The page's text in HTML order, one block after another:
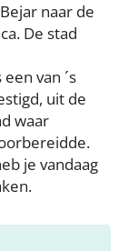
naar de
De stad
van ´s
uit de
waar
je vandaag